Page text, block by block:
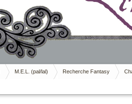
M.E.L. (pal/lal) Recherche Fantasy